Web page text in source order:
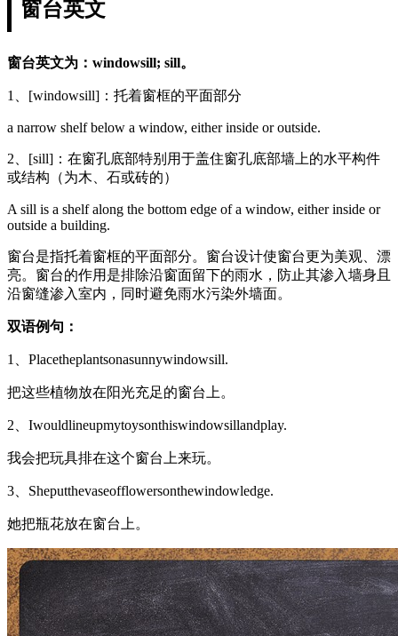
窗台英文
窗台英文为：windowsill; sill。
1、[windowsill]：托着窗框的平面部分
a narrow shelf below a window, either inside or outside.
2、[sill]：在窗孔底部特别用于盖住窗孔底部墙上的水平构件
或结构（为木、石或砖的）
A sill is a shelf along the bottom edge of a window, either inside or
outside a building.
窗台是指托着窗框的平面部分。窗台设计使窗台更为美观、漂
亮。窗台的作用是排除沿窗面留下的雨水，防止其渗入墙身且
沿窗缝渗入室内，同时避免雨水污染外墙面。
双语例句：
1、Placetheplantsonasunnywindowsill.
把这些植物放在阳光充足的窗台上。
2、Iwouldlineupmytoysonthiswindowsillandplay.
我会把玩具排在这个窗台上来玩。
3、Sheputthevaseofflowersonthewindowledge.
她把瓶花放在窗台上。